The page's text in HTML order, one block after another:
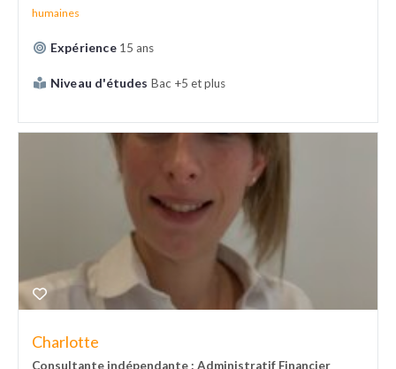
humaines
Expérience 15 ans
Niveau d'études Bac +5 et plus
Charlotte
Consultante indépendante : Administratif Financier